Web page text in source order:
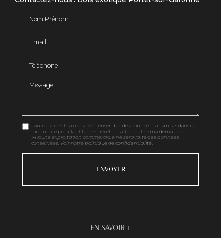
Message
J'autorise ce site à conserver l'ensemble des données transmises dans ce
formulaire pour faciliter le suivi et le traitement de ma demande.
(Aucune exploitation commerciale ne sera faite des données
conservées. Voir notre politique de confidentialité)
EN SAVOIR +